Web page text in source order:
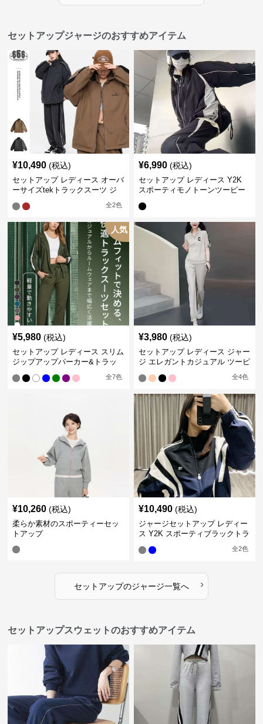
セットアップジャージのおすすめアイテム
¥10,490 (税込)
セットアップ レディース オーバ
ーサイズtekトラックスーツ ジ
全2色
¥6,990 (税込)
セットアップ レディース Y2K
スポーティモノトーンツーピー
人気
¥5,980 (税込)
セットアップ レディース スリム
ジップアップパーカー&トラッ
全7色
¥3,980 (税込)
セットアップ レディース ジャー
ジ エレガントカジュアル ツーピ
全4色
¥10,260 (税込)
柔らか素材のスポーティーセッ
トアップ
¥10,490 (税込)
ジャージセットアップ レディー
ス Y2K スポーティブラックトラ
全2色
セットアップのジャージ一覧へ ›
セットアップスウェットのおすすめアイテム